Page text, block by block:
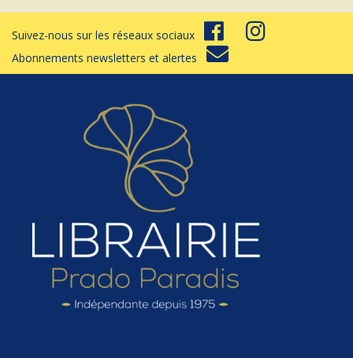
Suivez-nous sur les réseaux sociaux
Abonnements newsletters et alertes